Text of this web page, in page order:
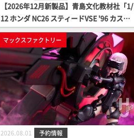
【2026年12月新製品】青島文化教材社「1/
12 ホンダ NC26 スティードVSE '96 カスタ
ムパーツ付き」
マックスファクトリー
2026.08.01 予約情報